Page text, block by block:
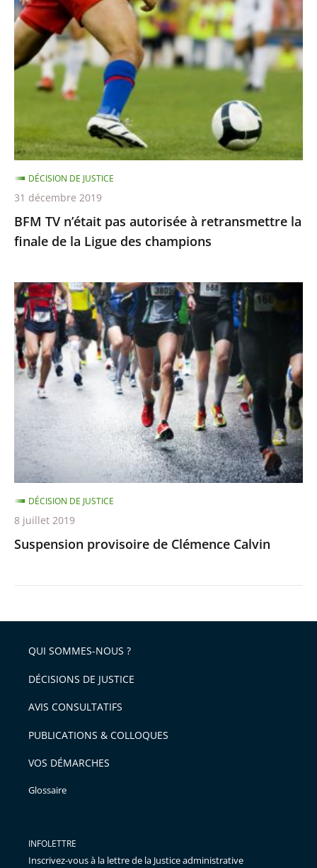
TV
n’était
pas
autorisée
retransmettre
la
finale
de
la
Ligue
des
champions
BFM TV n’était pas autorisée à retransmettre la
finale de la Ligue des champions
DÉCISION DE JUSTICE
31 décembre 2019
Suspension
provisoire
de
Clémence
Calvin
Suspension provisoire de Clémence Calvin
DÉCISION DE JUSTICE
8 juillet 2019
QUI SOMMES-NOUS ?
DÉCISIONS DE JUSTICE
AVIS CONSULTATIFS
PUBLICATIONS & COLLOQUES
VOS DÉMARCHES
Glossaire
INFOLETTRE
Inscrivez-vous à la lettre de la Justice administrative